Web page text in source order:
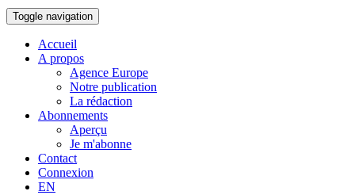
Toggle navigation
Accueil
A propos
Agence Europe
Notre publication
La rédaction
Abonnements
Aperçu
Je m'abonne
Contact
Connexion
EN